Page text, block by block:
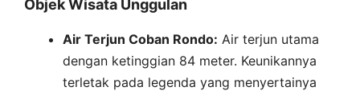
Objek Wisata Unggulan
Air Terjun Coban Rondo: Air terjun utama
dengan ketinggian 84 meter. Keunikannya
terletak pada legenda yang menyertainya